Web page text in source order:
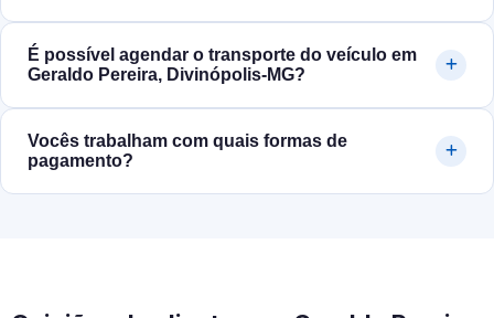
É possível agendar o transporte do veículo em
Geraldo Pereira, Divinópolis‑MG?
Vocês trabalham com quais formas de
pagamento?